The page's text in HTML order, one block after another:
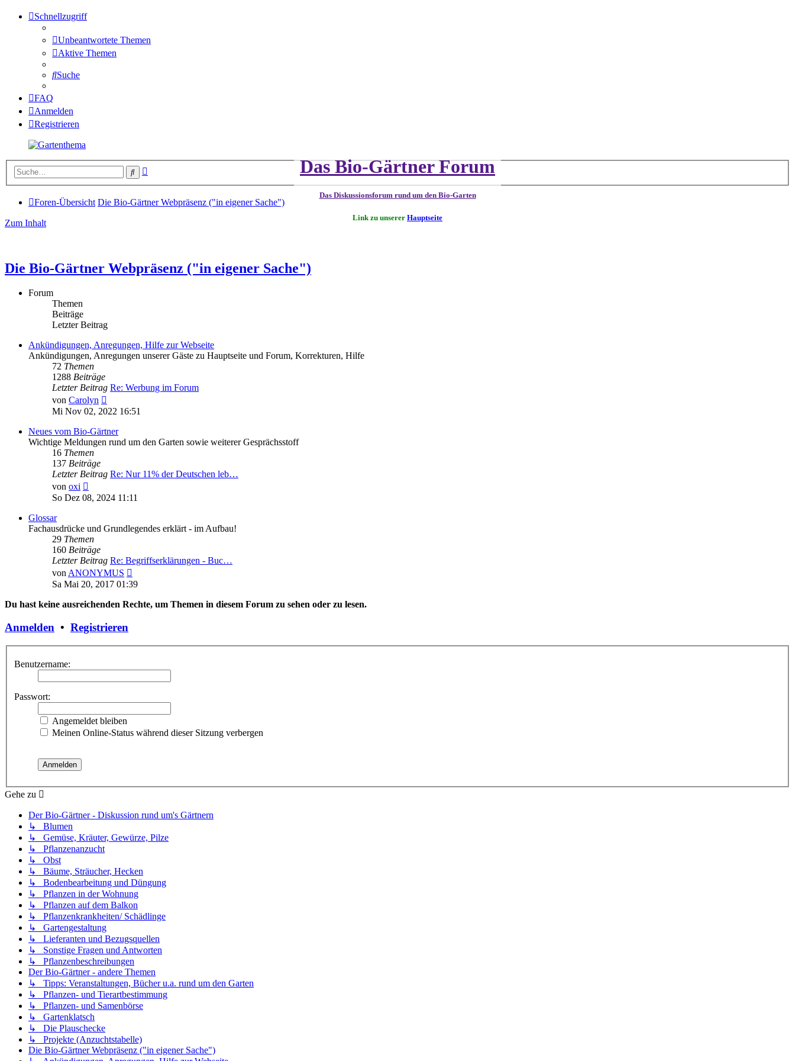
Schnellzugriff
Unbeantwortete Themen
Aktive Themen
Suche
FAQ
Anmelden
Registrieren
Das Bio-Gärtner Forum
Das Diskussionsforum rund um den Bio-Garten
Link zu unserer Hauptseite
Suche
Foren-Übersicht Die Bio-Gärtner Webpräsenz ("in eigener Sache")
Zum Inhalt
Die Bio-Gärtner Webpräsenz ("in eigener Sache")
Forum
Themen
Beiträge
Letzter Beitrag
Ankündigungen, Anregungen, Hilfe zur Webseite
Ankündigungen, Anregungen unserer Gäste zu Hauptseite und Forum, Korrekturen, Hilfe
72 Themen
1288 Beiträge
Letzter Beitrag Re: Werbung im Forum
von Carolyn
Beitrag
Mi Nov 02, 2022 16:51
Neues vom Bio-Gärtner
Wichtige Meldungen rund um den Garten sowie weiterer Gesprächsstoff
16 Themen
137 Beiträge
Letzter Beitrag Re: Nur 11% der Deutschen leb…
von oxi
Beitrag
So Dez 08, 2024 11:11
Glossar
Fachausdrücke und Grundlegendes erklärt - im Aufbau!
29 Themen
160 Beiträge
Letzter Beitrag Re: Begriffserklärungen - Buc…
vonANONYMUS
Beitrag
Sa Mai 20, 2017 01:39
Du hast keine ausreichenden Rechte, um Themen in diesem Forum zu sehen oder zu lesen.
Anmelden • Registrieren
Benutzername:
Passwort:
Angemeldet bleiben
Meinen Online-Status während dieser Sitzung verbergen
Gehe zu
Der Bio-Gärtner - Diskussion rund um's Gärtnern
↳ Blumen
↳ Gemüse, Kräuter, Gewürze, Pilze
↳ Pflanzenanzucht
↳ Obst
↳ Bäume, Sträucher, Hecken
↳ Bodenbearbeitung und Düngung
↳ Pflanzen in der Wohnung
↳ Pflanzen auf dem Balkon
↳ Pflanzenkrankheiten/ Schädlinge
↳ Gartengestaltung
↳ Lieferanten und Bezugsquellen
↳ Sonstige Fragen und Antworten
↳ Pflanzenbeschreibungen
Der Bio-Gärtner - andere Themen
↳ Tipps: Veranstaltungen, Bücher u.a. rund um den Garten
↳ Pflanzen- und Tierartbestimmung
↳ Pflanzen- und Samenbörse
↳ Gartenklatsch
↳ Die Plauschecke
↳ Projekte (Anzuchtstabelle)
Die Bio-Gärtner Webpräsenz ("in eigener Sache")